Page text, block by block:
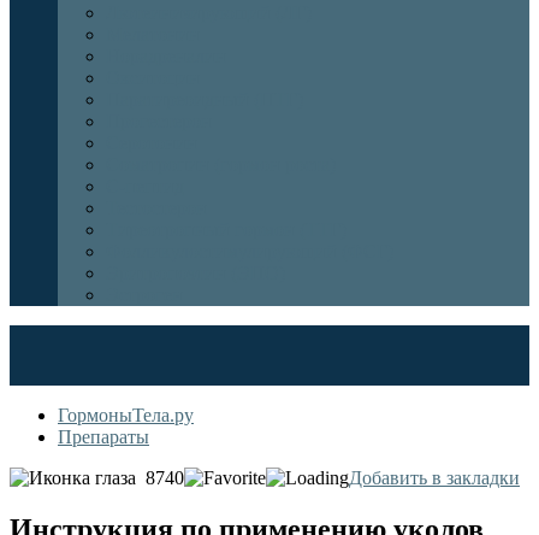
ГормоныТела.ру
Препараты
8740
Добавить в закладки